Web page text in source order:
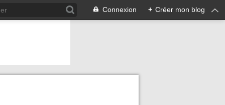
Connexion + Créer mon blog